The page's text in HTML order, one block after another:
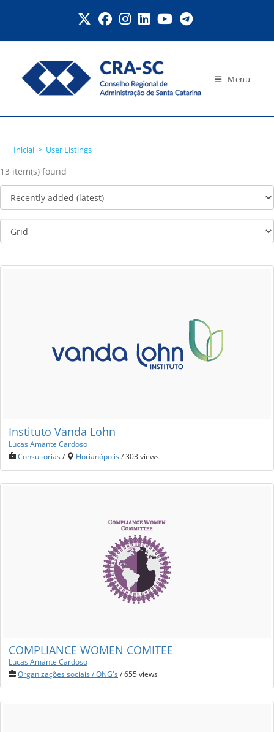
Menu
Inicial > User Listings
13 item(s) found
Instituto Vanda Lohn
Lucas Amante Cardoso
Consultorias / Florianópolis / 303 views
COMPLIANCE WOMEN COMITEE
Lucas Amante Cardoso
Organizações sociais / ONG's / 655 views